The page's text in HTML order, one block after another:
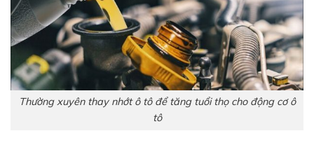
Thường xuyên thay nhớt ô tô để tăng tuổi thọ cho động cơ ô
tô